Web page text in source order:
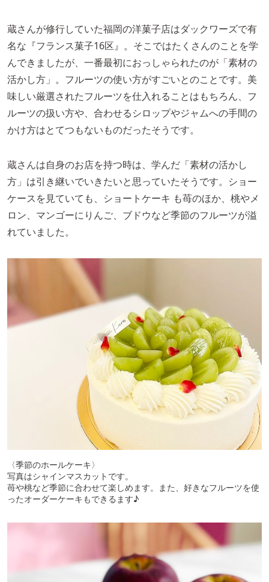
蔵さんが修行していた福岡の洋菓子店はダックワーズで有
名な『フランス菓子16区』。そこではたくさんのことを学
んできましたが、一番最初におっしゃられたのが「素材の
活かし方」。フルーツの使い方がすごいとのことです。美
味しい厳選されたフルーツを仕入れることはもちろん、フ
ルーツの扱い方や、合わせるシロップやジャムへの手間の
かけ方はとてつもないものだったそうです。
蔵さんは自身のお店を持つ時は、学んだ「素材の活かし
方」は引き継いでいきたいと思っていたそうです。ショー
ケースを見ていても、ショートケーキ も苺のほか、桃やメ
ロン、マンゴーにりんご、ブドウなど季節のフルーツが溢
れていました。
〈季節のホールケーキ〉
写真はシャインマスカットです。
苺や桃など季節に合わせて楽しめます。また、好きなフルーツを使
ったオーダーケーキもできるます♪